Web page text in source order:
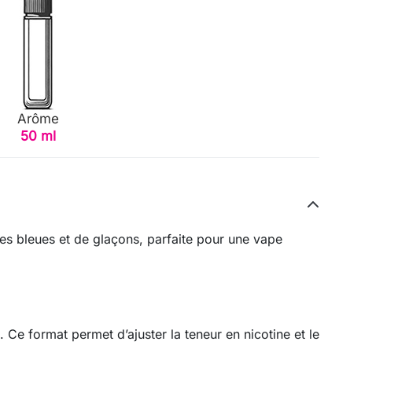
Arôme
50 ml
bleues et de glaçons, parfaite pour une vape
format permet d’ajuster la teneur en nicotine et le